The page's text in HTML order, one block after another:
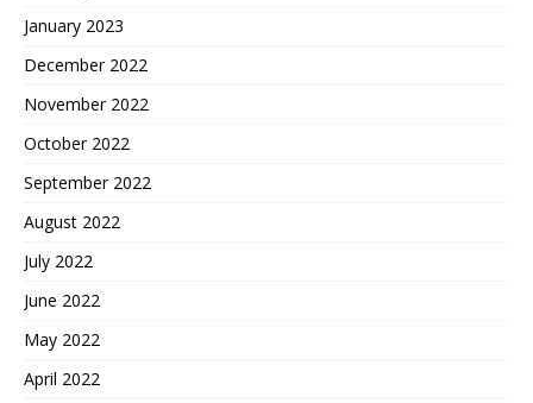
January 2023
December 2022
November 2022
October 2022
September 2022
August 2022
July 2022
June 2022
May 2022
April 2022